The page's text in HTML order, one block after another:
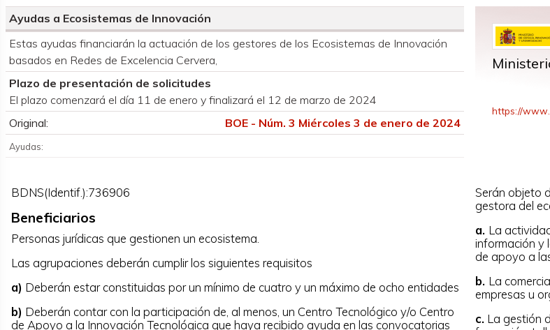
Organismo convocante
Ayudas a Ecosistemas de Innovación
Ayudas:
Estas ayudas financiarán la actuación de los gestores de los Ecosistemas de Innovación
basados en Redes de Excelencia Cervera,
Plazo de presentación de solicitudes
El plazo comenzará el día 11 de enero y finalizará el 12 de marzo de 2024
Original:
BOE - Núm. 3 Miércoles 3 de enero de 2024
https://
BDNS(Identif.):736906
Beneficiarios
Personas jurídicas que gestionen un ecosistema.
Las agrupaciones deberán cumplir los siguientes requisitos
a) Deberán estar constituidas por un mínimo de cuatro y un máximo de ocho entidades
b) Deberán contar con la participación de, al menos, un Centro Tecnológico y/o Centro
de Apoyo a la Innovación Tecnológica que haya recibido ayuda en las convocatorias
Serán objeto
gestora del
a. La
información y
de apoyo a
b. La
empresas u
c. La gestión